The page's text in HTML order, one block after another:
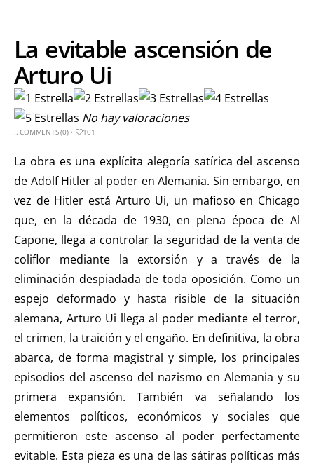
La evitable ascensión de
Arturo Ui
No hay valoraciones
..COMMENTS (0)• 101
La obra es una explícita alegoría satírica del ascenso
de Adolf Hitler al poder en Alemania. Sin embargo, en
vez de Hitler está Arturo Ui, un mafioso en Chicago
que, en la década de 1930, en plena época de Al
Capone, llega a controlar la seguridad de la venta de
coliflor mediante la extorsión y a través de la
eliminación despiadada de toda oposición. Como un
espejo deformado y hasta risible de la situación
alemana, Arturo Ui llega al poder mediante el terror,
el crimen, la traición y el engaño. En definitiva, la obra
abarca, de forma magistral y simple, los principales
episodios del ascenso del nazismo en Alemania y su
primera expansión. También va señalando los
elementos políticos, económicos y sociales que
permitieron este ascenso al poder perfectamente
evitable. Esta pieza es una de las sátiras políticas más